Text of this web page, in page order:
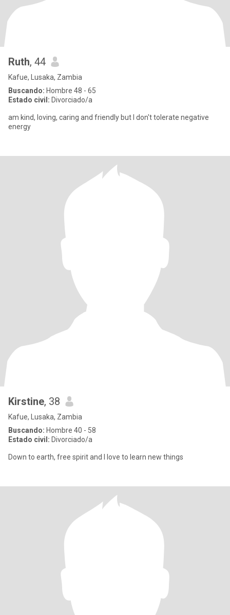
Ruth, 44
Kafue, Lusaka, Zambia
Buscando: Hombre 48 - 65
Estado civil: Divorciado/a
am kind, loving, caring and friendly but I don't tolerate negative
energy
Kirstine, 38
Kafue, Lusaka, Zambia
Buscando: Hombre 40 - 58
Estado civil: Divorciado/a
Down to earth, free spirit and I love to learn new things